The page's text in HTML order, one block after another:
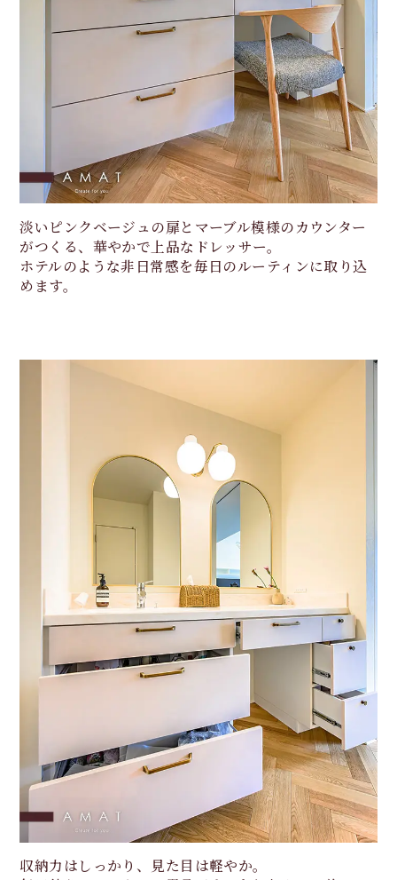
淡いピンクベージュの扉とマーブル模様のカウンター
がつくる、華やかで上品なドレッサー。
ホテルのような非日常感を毎日のルーティンに取り込
めます。
収納力はしっかり、見た目は軽やか。